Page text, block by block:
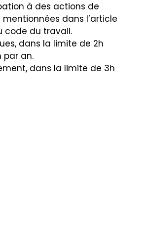
à des actions de
dans l’article
code du travail.
dans la limite de 2h
par an.
dans la limite de 3h